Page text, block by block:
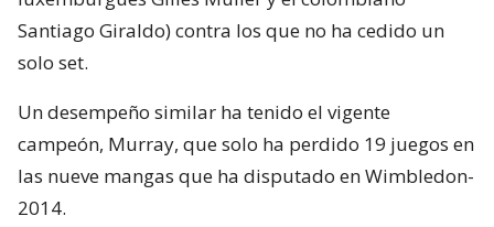
Santiago Giraldo) contra los que no ha cedido un
solo set.
Un desempeño similar ha tenido el vigente
campeón, Murray, que solo ha perdido 19 juegos en
las nueve mangas que ha disputado en Wimbledon-
2014.